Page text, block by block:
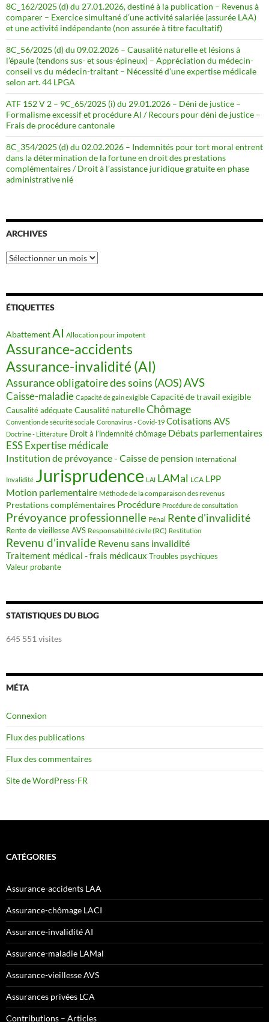
8C_162/2025 (d) du 27.01.2026, destiné à la publication – Revenus à
comparer – Exercice simultané d’une activité salariée (assurée LAA)
et une activité indépendante (non assurée à titre facultatif)
8C_56/2025 (d) du 09.02.2026 – Causalité naturelle et lésions à
l’épaule (tendons sus- et sous-épineux) – Appréciation du médecin-
conseil vs du médecin-traitant – Nécessité d’une expertise médicale
selon art. 44 LPGA
ATF 152 V 2 – 9C_65/2025 (i) du 29.01.2026 – Déni de justice –
Formalisme excessif et procédure AI / Recours pour déni de justice –
Frais de procédure cantonale
8C_354/2025 (d) du 02.02.2026 – Indemnités pour tort moral entrent
dans la détermination de la fortune en droit des prestations
complémentaires / Droit à l’assistance juridique gratuite en phase
administrative nié
ARCHIVES
Archives
ÉTIQUETTES
AbattementAI Allocation pour impotent
Assurance-accidents
Assurance-invalidité (AI)
Assurance obligatoire des soins (AOS)AVS
Caisse-maladie Capacité de gain exigible Capacité de travail exigible
Causalité adéquate Causalité naturelleChômage
Convention de sécurité sociale Coronavirus - Covid-19 Cotisations AVS
Doctrine - Littérature Droit à l’indemnité chômage Débats parlementaires
ESSExpertise médicale
Institution de prévoyance - Caisse de pension International
Invalidité Jurisprudence LAI LAMal LCA LPP
Motion parlementaire Méthode de la comparaison des revenus
Prestations complémentaires Procédure Procédure de consultation
Prévoyance professionnelle Pénal Rente d'invalidité
Rente de vieillesse AVS Responsabilité civile (RC) Restitution
Revenu d'invalide Revenu sans invalidité
Traitement médical - frais médicaux Troubles psychiques
Valeur probante
STATISTIQUES DU BLOG
645 551 visites
MÉTA
Connexion
Flux des publications
Flux des commentaires
Site de WordPress-FR
CATÉGORIES
Assurance-accidents LAA
Assurance-chômage LACI
Assurance-invalidité AI
Assurance-maladie LAMal
Assurance-vieillesse AVS
Assurances privées LCA
Contributions – Articles